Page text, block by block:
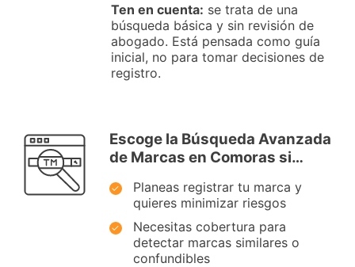
Ten en cuenta: se trata de una
búsqueda básica y sin revisión de
abogado. Está pensada como guía
inicial, no para tomar decisiones de
registro.
Escoge la Búsqueda Avanzada
de Marcas en Comoras si…
Planeas registrar tu marca y
quieres minimizar riesgos
Necesitas cobertura para
detectar marcas similares o
confundibles